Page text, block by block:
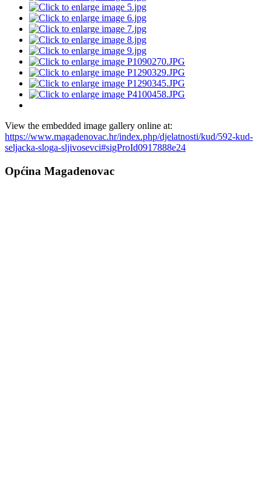
View the embedded image gallery online at:
https://www.magadenovac.hr/index.php/djelatnosti/kud/592-kud-
seljacka-sloga-sljivosevci#sigProId0917888e24
Općina Magadenovac